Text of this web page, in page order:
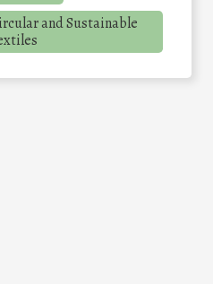
and Sustainable